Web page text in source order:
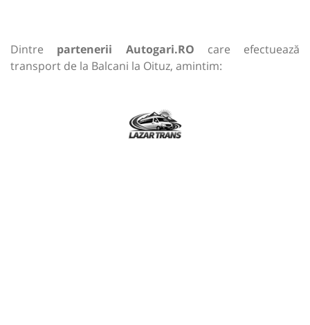
Dintre partenerii Autogari.RO care efectuează
transport de la Balcani la Oituz, amintim: